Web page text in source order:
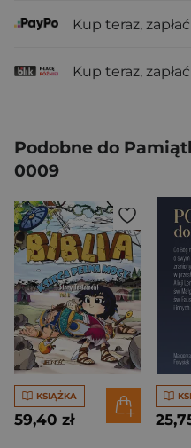
Kup teraz,
Kup teraz,
Podobne do
0009
KSIĄŻKA
59,40 zł